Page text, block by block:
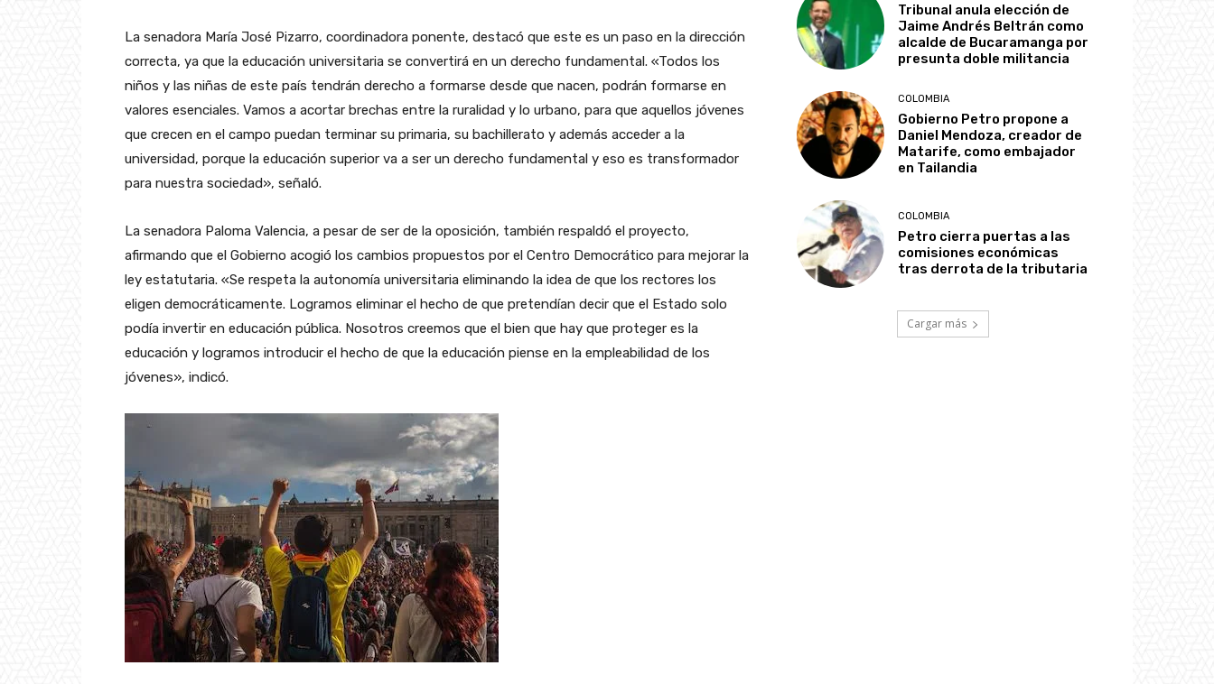
La senadora María José Pizarro, coordinadora ponente, destacó que este es un paso en la dirección
correcta, ya que la educación universitaria se convertirá en un derecho fundamental. «Todos los
niños y las niñas de este país tendrán derecho a formarse desde que nacen, podrán formarse en
valores esenciales. Vamos a acortar brechas entre la ruralidad y lo urbano, para que aquellos jóvenes
que crecen en el campo puedan terminar su primaria, su bachillerato y además acceder a la
universidad, porque la educación superior va a ser un derecho fundamental y eso es transformador
para nuestra sociedad», señaló.
La senadora Paloma Valencia, a pesar de ser de la oposición, también respaldó el proyecto,
afirmando que el Gobierno acogió los cambios propuestos por el Centro Democrático para mejorar la
ley estatutaria. «Se respeta la autonomía universitaria eliminando la idea de que los rectores los
eligen democráticamente. Logramos eliminar el hecho de que pretendían decir que el Estado solo
podía invertir en educación pública. Nosotros creemos que el bien que hay que proteger es la
educación y logramos introducir el hecho de que la educación piense en la empleabilidad de los
jóvenes», indicó.
Tribunal anula elección de
Jaime Andrés Beltrán como
alcalde de Bucaramanga por
presunta doble militancia
COLOMBIA
Gobierno Petro propone a
Daniel Mendoza, creador de
Matarife, como embajador
en Tailandia
COLOMBIA
Petro cierra puertas a las
comisiones económicas
tras derrota de la tributaria
Cargar más